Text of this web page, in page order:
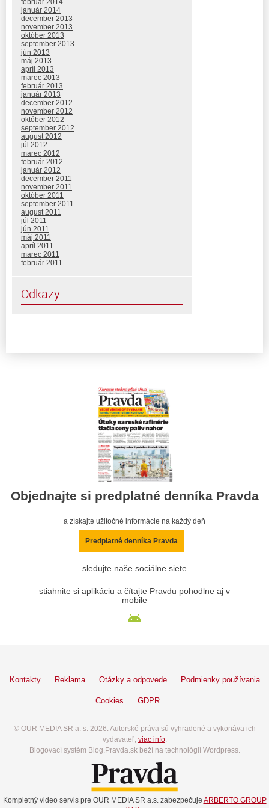
január 2014
december 2013
november 2013
október 2013
september 2013
jún 2013
máj 2013
apríl 2013
marec 2013
február 2013
január 2013
december 2012
november 2012
október 2012
september 2012
august 2012
júl 2012
marec 2012
február 2012
január 2012
december 2011
november 2011
október 2011
september 2011
august 2011
júl 2011
jún 2011
máj 2011
apríl 2011
marec 2011
február 2011
Odkazy
Objednajte si predplatné denníka Pravda
a získajte užitočné informácie na každý deň
Predplatné denníka Pravda
sledujte naše sociálne siete
stiahnite si aplikáciu a čítajte Pravdu pohodlne aj v
mobile
Kontakty Reklama Otázky a odpovede Podmienky používania
Cookies GDPR
© OUR MEDIA SR a. s. 2026. Autorské práva sú vyhradené a vykonáva ich
vydavateľ, viac info.
Blogovací systém Blog.Pravda.sk beží na technológií Wordpress.
Kompletný video servis pre OUR MEDIA SR a.s. zabezpečuje ARBERTO GROUP